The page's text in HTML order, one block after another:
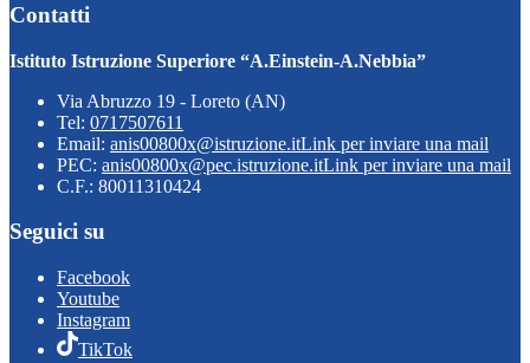
Contatti
Istituto Istruzione Superiore “A.Einstein-A.Nebbia”
Via Abruzzo 19 - Loreto (AN)
Tel: 0717507611
Email: anis00800x@istruzione.itLink per inviare una mail
PEC: anis00800x@pec.istruzione.itLink per inviare una mail
C.F.: 80011310424
Seguici su
Facebook
Youtube
Instagram
TikTok